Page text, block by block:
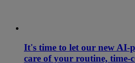
It's time to let our new AI-
care of your routine, time-